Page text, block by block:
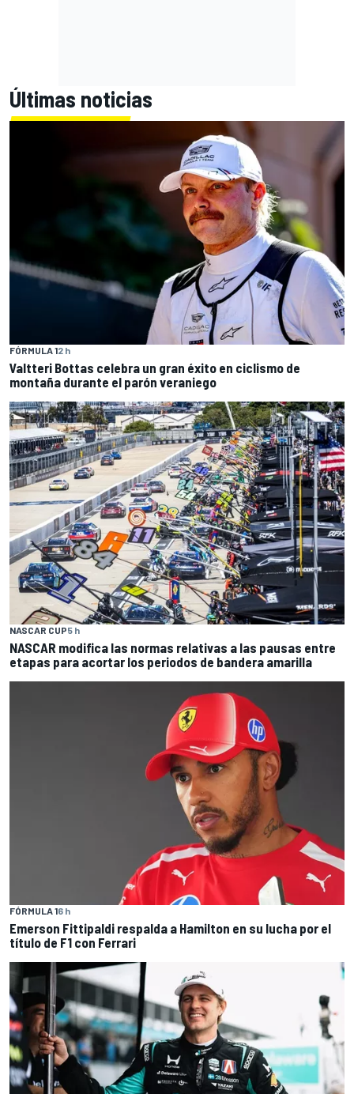
Últimas noticias
FÓRMULA 12 h
Valtteri Bottas celebra un gran éxito en ciclismo de
montaña durante el parón veraniego
NASCAR CUP5 h
NASCAR modifica las normas relativas a las pausas entre
etapas para acortar los periodos de bandera amarilla
FÓRMULA 16 h
Emerson Fittipaldi respalda a Hamilton en su lucha por el
título de F1 con Ferrari